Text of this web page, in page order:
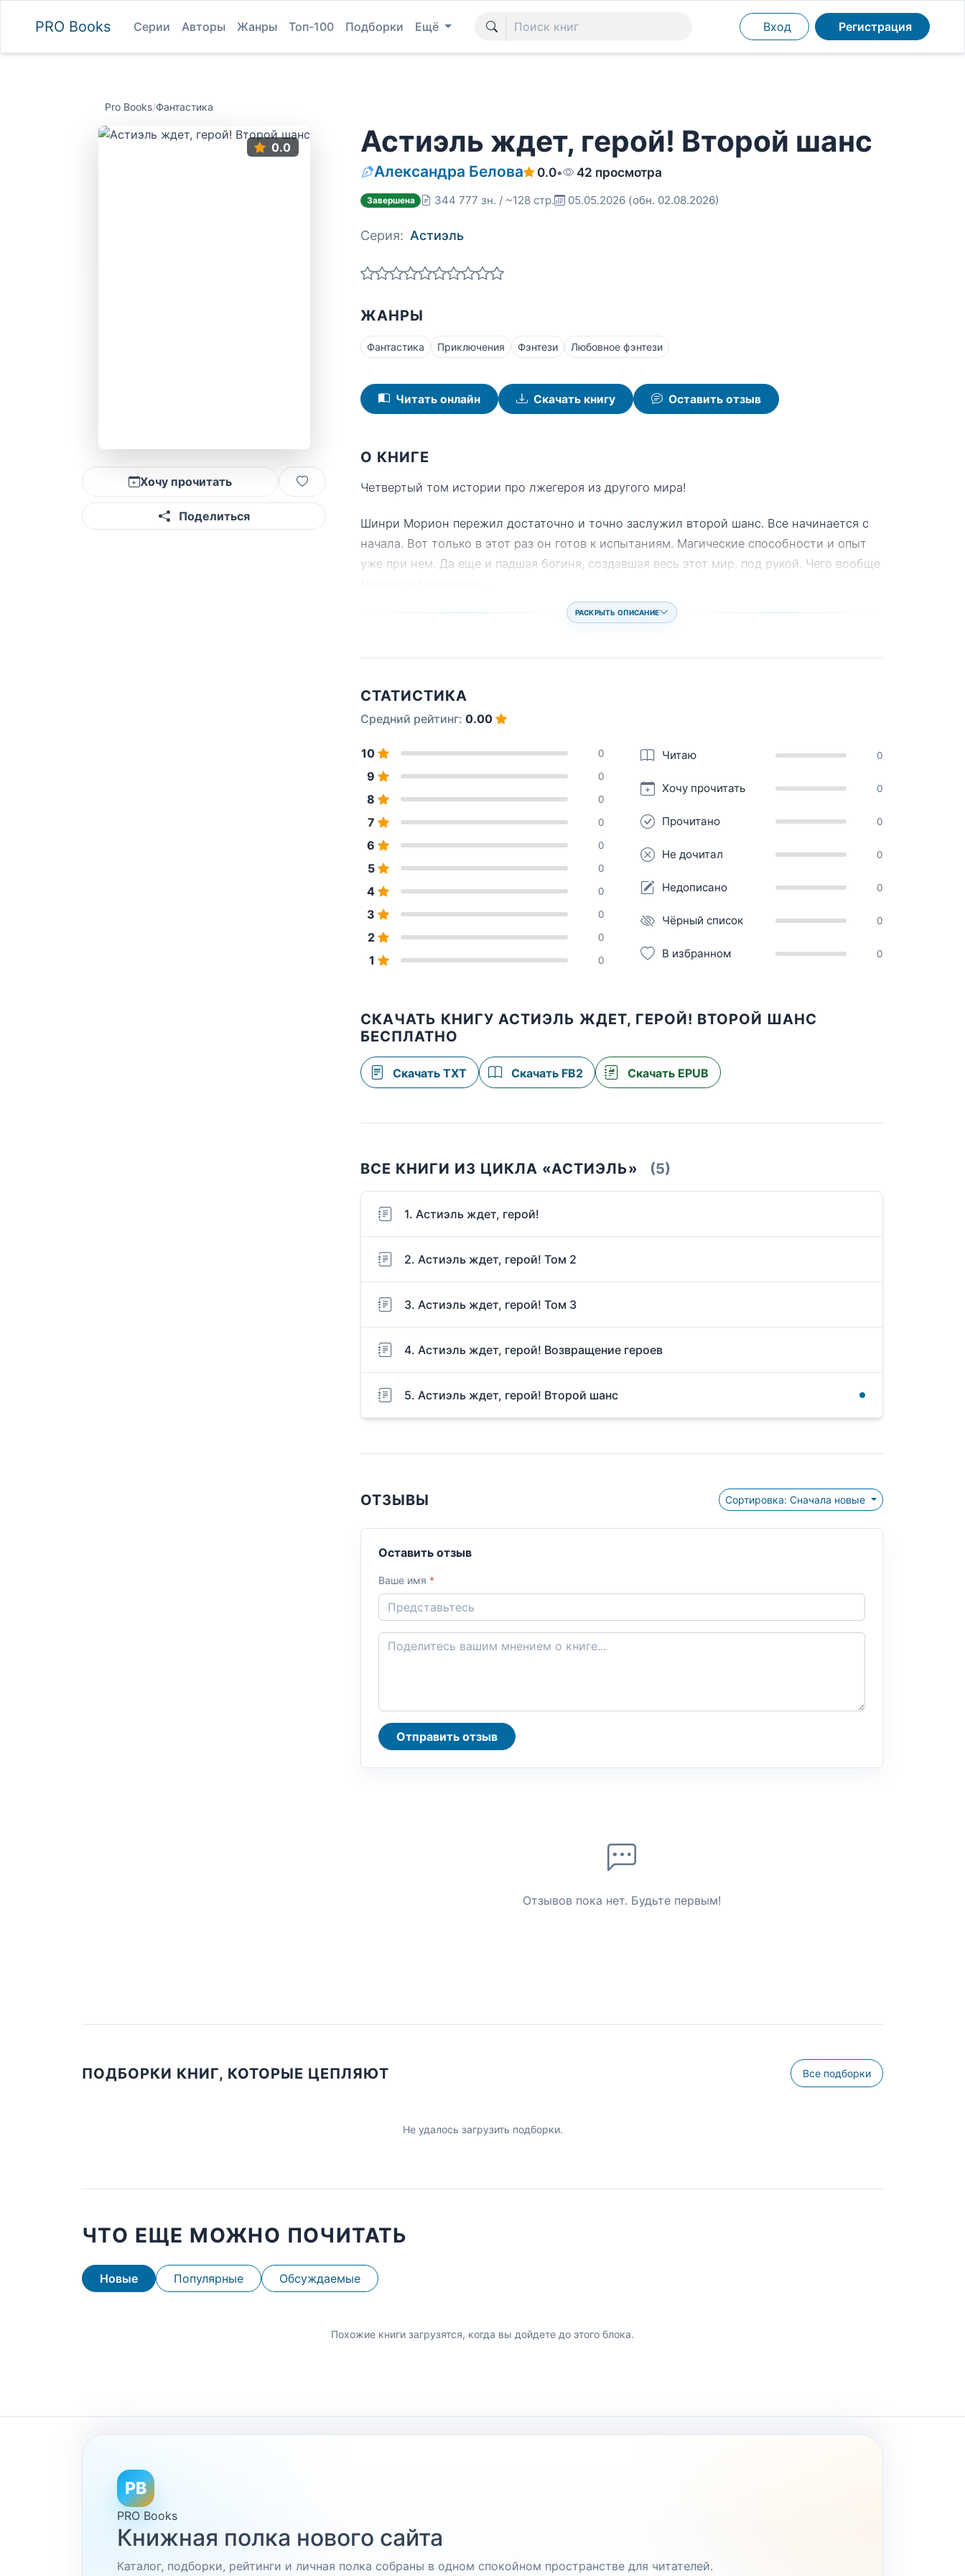
PRO Books Серии Авторы Жанры Топ-100 Подборки Ещё Вход Регистрация
Pro Books/Фантастика
0.0
Хочу прочитать
Поделиться
Астиэль ждет, герой! Второй шанс
Александра Белова 0.0• 42 просмотра
Завершена 344 777 зн. / ~128 стр. 05.05.2026 (обн. 02.08.2026)
Серия: Астиэль
ЖАНРЫ
Фантастика Приключения Фэнтези Любовное фэнтези
Читать онлайн Скачать книгу Оставить отзыв
О КНИГЕ
Четвертый том истории про лжегероя из другого мира!
Шинри Морион пережил достаточно и точно заслужил второй шанс. Все начинается с
начала. Вот только в этот раз он готов к испытаниям. Магические способности и опыт
уже при нем. Да еще и падшая богиня, создавшая весь этот мир, под рукой. Чего вообще
РАСКРЫТЬ ОПИСАНИЕ
СТАТИСТИКА
Средний рейтинг: 0.00
10 0
9 0
8 0
7 0
6 0
5 0
4 0
3 0
2 0
1 0
Читаю 0
Хочу прочитать 0
Прочитано 0
Не дочитал 0
Недописано 0
Чёрный список 0
В избранном 0
СКАЧАТЬ КНИГУ АСТИЭЛЬ ЖДЕТ, ГЕРОЙ! ВТОРОЙ ШАНС
БЕСПЛАТНО
Скачать TXT Скачать FB2 Скачать EPUB
ВСЕ КНИГИ ИЗ ЦИКЛА «АСТИЭЛЬ» (5)
1. Астиэль ждет, герой!
2. Астиэль ждет, герой! Том 2
3. Астиэль ждет, герой! Том 3
4. Астиэль ждет, герой! Возвращение героев
5. Астиэль ждет, герой! Второй шанс
ОТЗЫВЫ Сортировка: Сначала новые
Оставить отзыв
Ваше имя *
Отправить отзыв
Отзывов пока нет. Будьте первым!
ПОДБОРКИ КНИГ, КОТОРЫЕ ЦЕПЛЯЮТ Все подборки
Не удалось загрузить подборки.
ЧТО ЕЩЕ МОЖНО ПОЧИТАТЬ
Новые Популярные Обсуждаемые
Похожие книги загрузятся, когда вы дойдете до этого блока.
PB
PRO Books
Книжная полка нового сайта
Каталог, подборки, рейтинги и личная полка собраны в одном спокойном пространстве для читателей.